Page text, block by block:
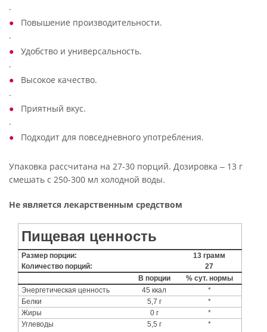
·
Повышение производительности.
·
Удобство и универсальность.
·
Высокое качество.
·
Приятный вкус.
·
Подходит для повседневного употребления.
Упаковка рассчитана на 27-30 порций. Дозировка ‒ 13 г
смешать с 250-300 мл холодной воды.
Не является лекарственным средством
Пищевая ценность
Размер порции:
13 грамм
Количество порций:
27
В порции
% сут. нормы
Энергетическая ценность
45 ккал
*
Белки
5,7 г
*
Жиры
0 г
*
Углеводы
5,5 г
*